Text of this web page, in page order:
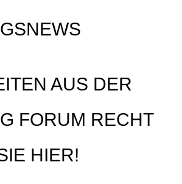
AUS DER
FORUM RECHT
HIER!